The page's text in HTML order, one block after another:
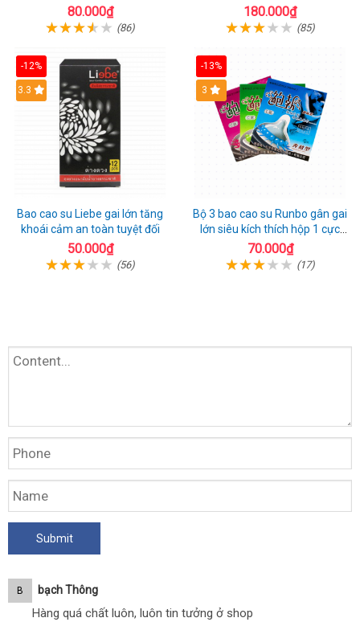
thú hộp 10
80.000₫
(86)
lượng
180.000₫
(85)
-12%
3.3
Bao cao su Liebe gai lớn tăng
khoái cảm an toàn tuyệt đối
50.000₫
(56)
-13%
3
Bộ 3 bao cao su Runbo gân gai
lớn siêu kích thích hộp 1 cực
chất
70.000₫
(17)
B Bạch Thông
Hàng quá chất luôn, luôn tin tưởng ở shop